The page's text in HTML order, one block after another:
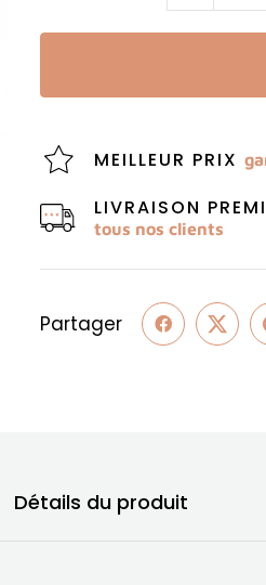
MEILLEUR PRIX
LIVRAISON
tous nos clients
Partager
Détails du produit